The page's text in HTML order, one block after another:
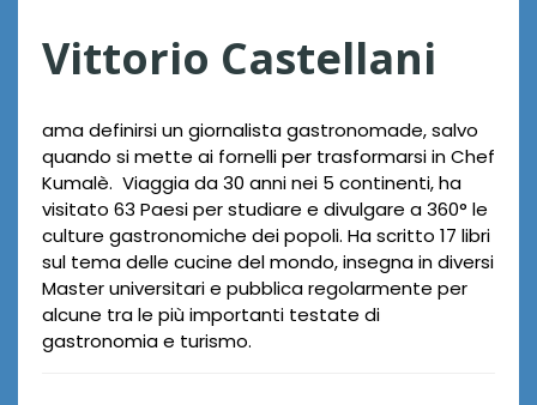
a
t
e
l
l
a
n
Vittorio Castellani
ama definirsi un giornalista gastronomade, salvo
quando si mette ai fornelli per trasformarsi in Chef
Kumalè. Viaggia da 30 anni nei 5 continenti, ha
visitato 63 Paesi per studiare e divulgare a 360° le
culture gastronomiche dei popoli. Ha scritto 17 libri
sul tema delle cucine del mondo, insegna in diversi
Master universitari e pubblica regolarmente per
alcune tra le più importanti testate di
gastronomia e turismo.